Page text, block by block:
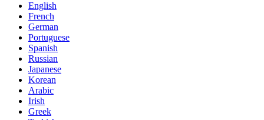
English
French
German
Portuguese
Spanish
Russian
Japanese
Korean
Arabic
Irish
Greek